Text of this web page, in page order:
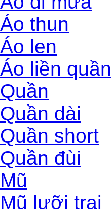
Áo thun
Áo len
Áo liền quần
Quần
Quần dài
Quần short
Quần đùi
Mũ
Mũ lưỡi trai